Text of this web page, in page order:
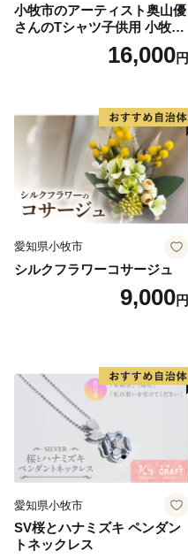
小牧市のアーティスト奥山優
さんのTシャツ子供用 小牧市
16,000円
愛知県小牧市
シルクフラワーコサージュ
9,000円
愛知県小牧市
SV桜とハナミズキ ペンダン
トネックレス